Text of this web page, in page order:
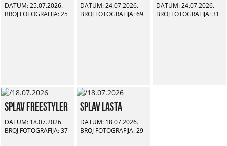
DATUM: 25.07.2026.
BROJ FOTOGRAFIJA: 25
DATUM: 24.07.2026.
BROJ FOTOGRAFIJA: 69
DATUM: 24.07.2026.
BROJ FOTOGRAFIJA: 31
Splav Freestyler
DATUM: 18.07.2026.
BROJ FOTOGRAFIJA: 37
Splav Lasta
DATUM: 18.07.2026.
BROJ FOTOGRAFIJA: 29